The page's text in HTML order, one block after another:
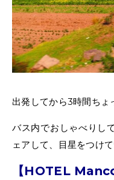
出発してから3時間ちょ
バス内でおしゃべりし
ェアして、目星をつけ
【HOTEL